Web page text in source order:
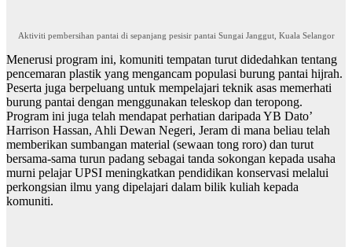
Aktiviti pembersihan pantai di sepanjang pesisir pantai Sungai Janggut, Kuala Selangor
Menerusi program ini, komuniti tempatan turut didedahkan tentang
pencemaran plastik yang mengancam populasi burung pantai hijrah.
Peserta juga berpeluang untuk mempelajari teknik asas memerhati
burung pantai dengan menggunakan teleskop dan teropong.
Program ini juga telah mendapat perhatian daripada YB Dato’
Harrison Hassan, Ahli Dewan Negeri, Jeram di mana beliau telah
memberikan sumbangan material (sewaan tong roro) dan turut
bersama-sama turun padang sebagai tanda sokongan kepada usaha
murni pelajar UPSI meningkatkan pendidikan konservasi melalui
perkongsian ilmu yang dipelajari dalam bilik kuliah kepada
komuniti.